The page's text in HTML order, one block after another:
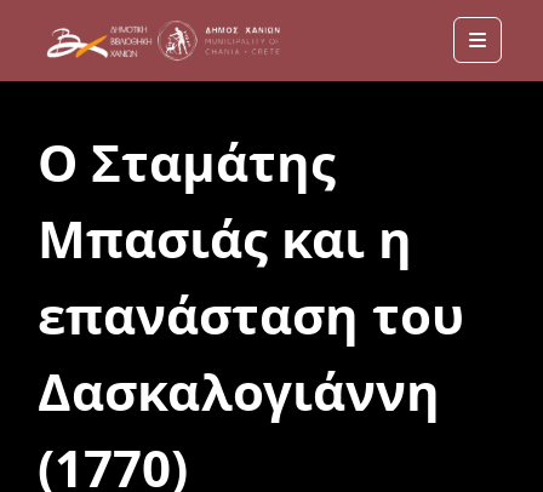
Menu
Ο Σταμάτης
Μπασιάς και η
επανάσταση του
Δασκαλογιάννη
(1770)